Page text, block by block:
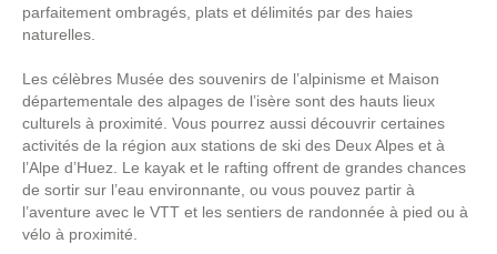
parfaitement ombragés, plats et délimités par des haies
naturelles.
Les célèbres Musée des souvenirs de l’alpinisme et Maison
départementale des alpages de l’isère sont des hauts lieux
culturels à proximité. Vous pourrez aussi découvrir certaines
activités de la région aux stations de ski des Deux Alpes et à
l’Alpe d’Huez. Le kayak et le rafting offrent de grandes chances
de sortir sur l’eau environnante, ou vous pouvez partir à
l’aventure avec le VTT et les sentiers de randonnée à pied ou à
vélo à proximité.